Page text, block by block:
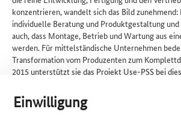
Einwilligung
konzentrieren, wandelt sich das Bild
individuelle Beratung und Produktgestaltung
auch, dass Montage, Betrieb und Wartung aus
werden. Für mittelständische Unternehmen
Transformation vom Produzenten zum
2015 unterstützt sie das Projekt Use-PSS bei
bezeichnet – von Produkt-Service-Systemen